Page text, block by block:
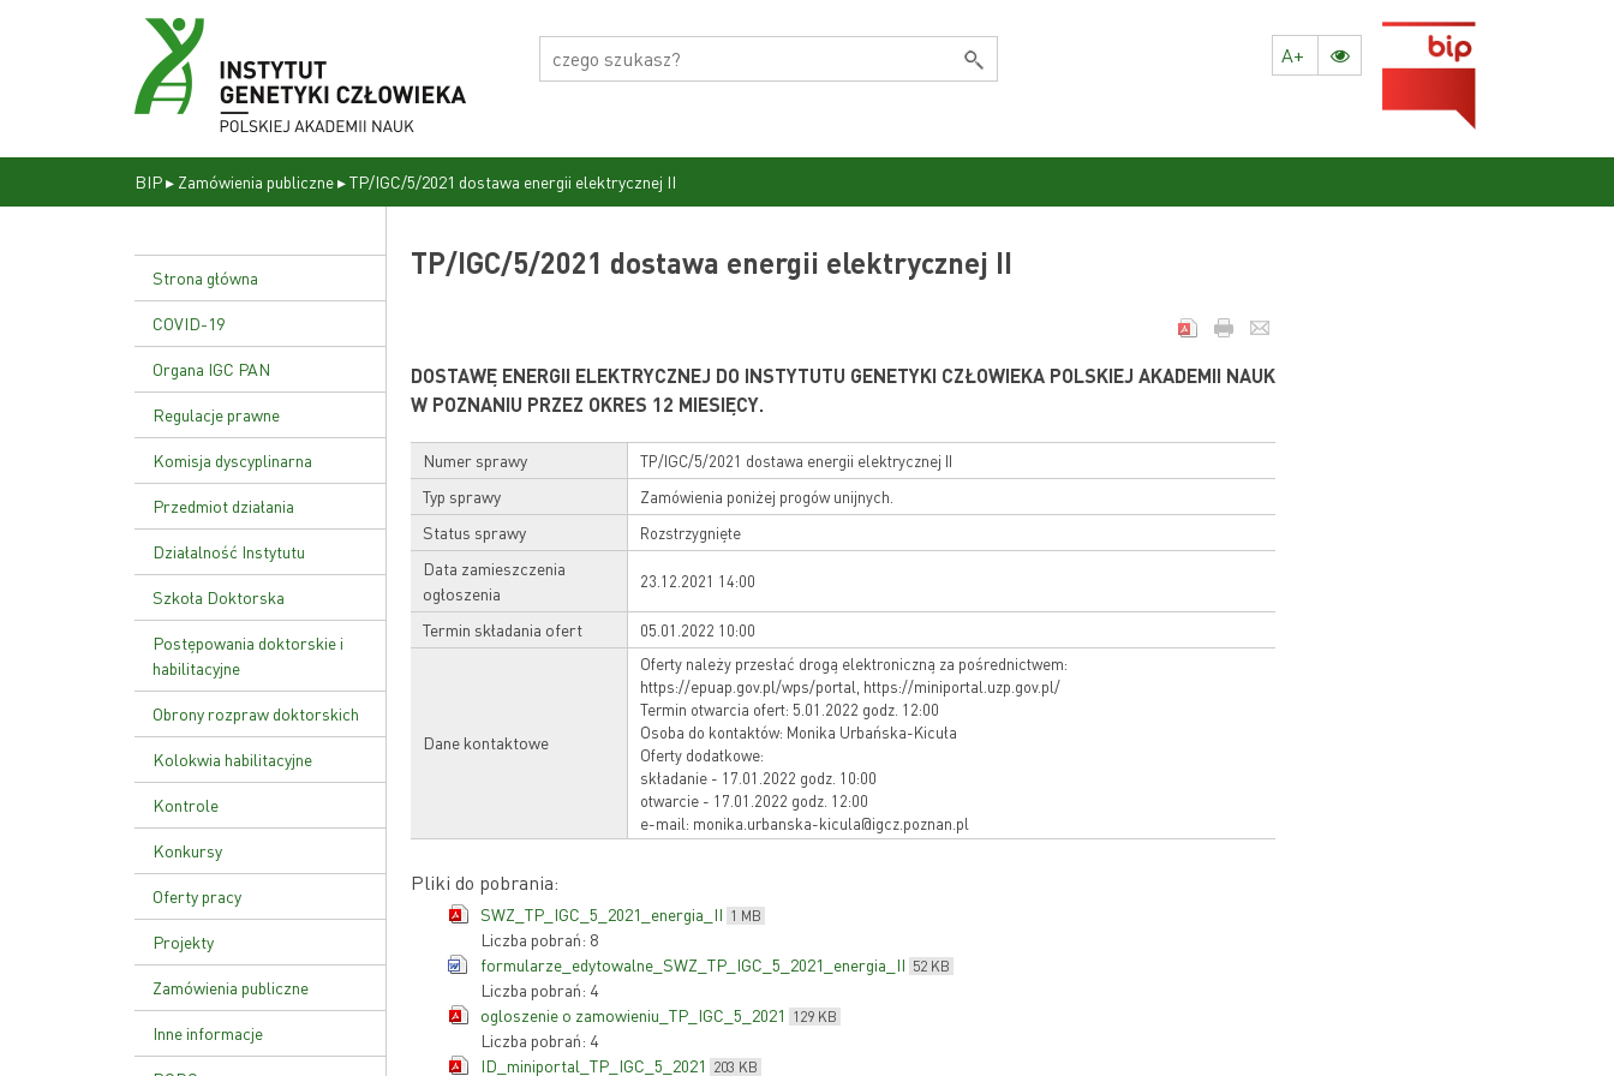
A+
BIP▸ Zamówienia publiczne▸TP/IGC/5/2021 dostawa energii elektrycznej II
Strona główna
COVID-19
Organa IGC PAN
Dyrekcja
Rada naukowa
Regulacje prawne
Statut Instytutu
Uchwała nr 17/02
Ustawa o PAN
Komisja dyscyplinarna
Przedmiot działania
Działalność Instytutu
Zakład Genetyki Molekularnej
i Translacyjnej
Zakład Funkcji Kwasów
Nukleinowych
Zakład Patologii Molekularnej
Zakład Zaawansowanych
Terapii Biomedycznych i
Niepłodności
Zakład Genetyki Nowotworów
Zakład Biologii Rozrodu i
Genomiki Gamet
Szkoła Doktorska
Plan zajęć
Rekrutacja
Postępowania doktorskie i
habilitacyjne
Obrony rozpraw doktorskich
Kolokwia habilitacyjne
Kontrole
Kontrola zarządcza
Kontrole zewnętrzne
sprawie kontroli zarządczej
Konkursy
Oferty pracy
Projekty
Zamówienia publiczne
Inne informacje
TP/IGC/5/2021 dostawa energii elektrycznej II
DOSTAWĘ ENERGII ELEKTRYCZNEJ DO INSTYTUTU GENETYKI CZŁOWIEKA POLSKIEJ AKADEMII NAUK
W POZNANIU PRZEZ OKRES 12 MIESIĘCY.
Numer sprawy TP/IGC/5/2021 dostawa energii elektrycznej II
Typ sprawy Zamówienia poniżej progów unijnych.
Status sprawy Rozstrzygnięte
Data zamieszczenia
ogłoszenia
23.12.2021 14:00
Termin składania ofert 05.01.2022 10:00
Dane kontaktowe
Oferty należy przesłać drogą elektroniczną za pośrednictwem:
https://epuap.gov.pl/wps/portal, https://miniportal.uzp.gov.pl/
Termin otwarcia ofert: 5.01.2022 godz. 12:00
Osoba do kontaktów: Monika Urbańska-Kicuła
Oferty dodatkowe:
składanie - 17.01.2022 godz. 10:00
otwarcie - 17.01.2022 godz. 12:00
e-mail: monika.urbanska-kicula@igcz.poznan.pl
Pliki do pobrania:
SWZ_TP_IGC_5_2021_energia_II 1 MB
Liczba pobrań: 8
formularze_edytowalne_SWZ_TP_IGC_5_2021_energia_II 52 KB
Liczba pobrań: 4
ogloszenie o zamowieniu_TP_IGC_5_2021 129 KB
Liczba pobrań: 4
ID_miniportal_TP_IGC_5_2021 203 KB